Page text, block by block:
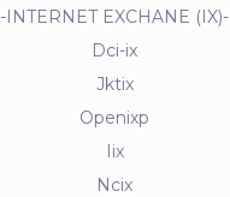
-INTERNET EXCHANE (IX)-
Dci-ix
Jktix
Openixp
Iix
Ncix